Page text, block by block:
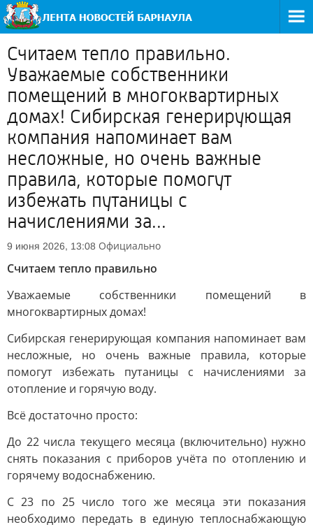
Считаем тепло правильно.
Уважаемые собственники
помещений в многоквартирных
домах! Сибирская генерирующая
компания напоминает вам
несложные, но очень важные
правила, которые помогут
избежать путаницы с
начислениями за...
9 июня 2026, 13:08 Официально
Считаем тепло правильно
Уважаемые собственники помещений в
многоквартирных домах!
Сибирская генерирующая компания напоминает вам
несложные, но очень важные правила, которые
помогут избежать путаницы с начислениями за
отопление и горячую воду.
Всё достаточно просто:
До 22 числа текущего месяца (включительно) нужно
снять показания с приборов учёта по отоплению и
горячему водоснабжению.
С 23 по 25 число того же месяца эти показания
необходимо передать в единую теплоснабжающую